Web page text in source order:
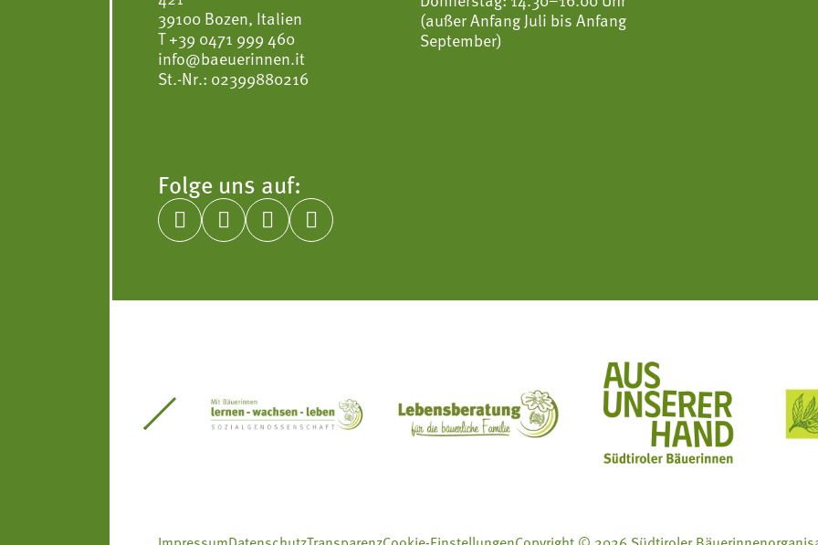
39100 Bozen, Italien
T+39 0471 999 460
info@baeuerinnen.it
St.-Nr.: 02399880216
(außer Anfang Juli bis Anfang
September)
Folge uns auf:
   
Südtiroler Gärtnervereinigung Sozialgenossenschaft Mit Bäuerinnen lernen - wachsen - leben
Lebensberatung für die bäuerliche Familie
Aus unserer Hand